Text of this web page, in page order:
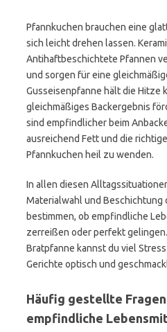
Pfannkuchen brauchen eine
sich leicht drehen lassen.
Antihaftbeschichtete Pfannen
und sorgen für eine
Gusseisenpfanne hält die Hitze
gleichmäßiges Backergebnis
sind empfindlicher beim
ausreichend Fett und die
Pfannkuchen heil zu wenden.
In allen diesen
Materialwahl und Beschichtung
bestimmen, ob empfindliche
zerreißen oder perfekt
Bratpfanne kannst du viel
Gerichte optisch und
Häufig gestellte
empfindliche